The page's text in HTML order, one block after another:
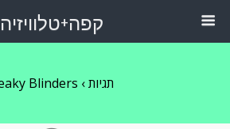
קפה+טלוויזיה
תגיות › Peaky Blinders